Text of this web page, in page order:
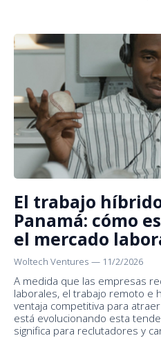
El trabajo
Panamá: cómo
el mercado
Woltech Ventures — 11/2/2026
A medida que las empresas
laborales, el trabajo remoto e
ventaja competitiva para
está evolucionando esta
significa para reclutadores y